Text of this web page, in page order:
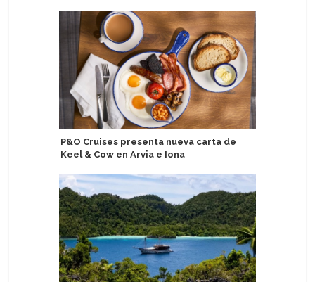
P&O Cruises presenta nueva carta de
Keel & Cow en Arvia e Iona